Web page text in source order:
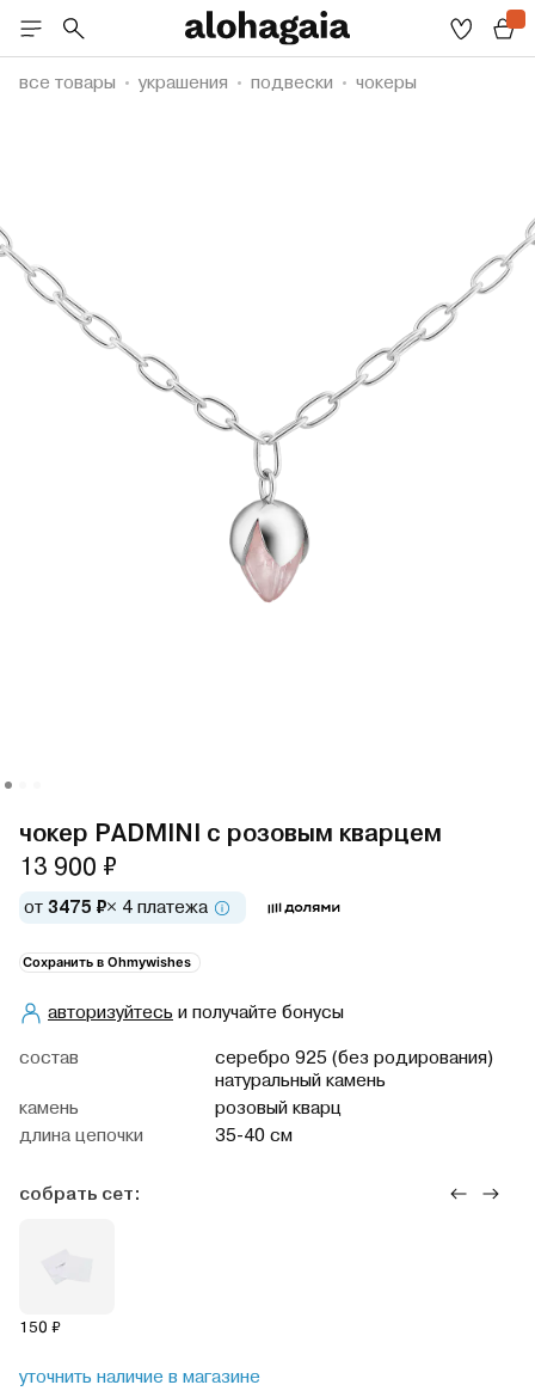
все товары украшения подвески чокеры
чокер PADMINI с розовым кварцем
13 900 ₽
от3475 ₽× 4 платежа
Сохранить в Ohmywishes
авторизуйтесьи получайте бонусы
cостав
серебро 925 (без родирования)
натуральный камень
камень
розовый кварц
длина цепочки
35-40 см
собрать сет:
150 ₽
уточнить наличие в магазине